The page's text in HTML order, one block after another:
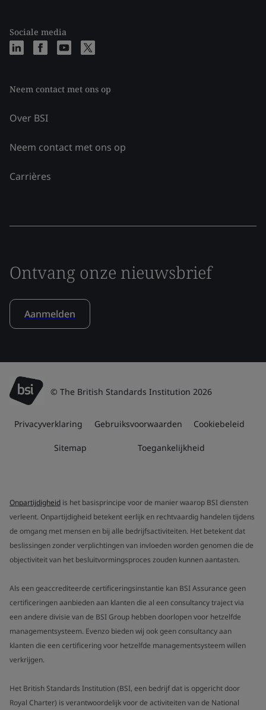
Sociale media
Neem contact met ons op
Over BSI
Neem contact met ons op
Carrières
Ontvang onze nieuwsbrief
Aanmelden
© The British Standards Institution 2026
Privacyverklaring Gebruiksvoorwaarden Cookiebeleid
Sitemap Toegankelijkheid
Onpartijdigheid is het basisprincipe voor de manier waarop BSI diensten
verleent. Onpartijdigheid betekent eerlijk en rechtvaardig handelen tijdens
de omgang met mensen en bij alle bedrijfsactiviteiten. Het betekent dat
beslissingen zonder verplichtingen van invloeden worden genomen die de
objectiviteit van het besluitvormingsproces zouden kunnen aantasten.
Als een geaccrediteerde certificeringsinstantie kan BSI Assurance geen
certificeringen aanbieden aan klanten die al een consultancy traject via
een andere divisie van de BSI Group hebben doorlopen voor hetzelfde
managementsysteem. Evenzo bieden wij ook geen consultancy aan
klanten die een certificering voor hetzelfde managementsysteem willen
verkrijgen.
Het British Standards Institution (BSI, een bedrijf dat is opgericht door
Royal Charter) is verantwoordelijk voor de activiteiten van de National